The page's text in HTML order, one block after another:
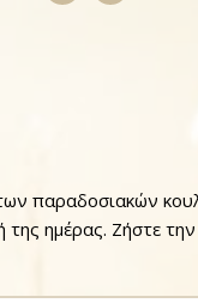
παραδοσιακών
της ημέρας. Ζήστε